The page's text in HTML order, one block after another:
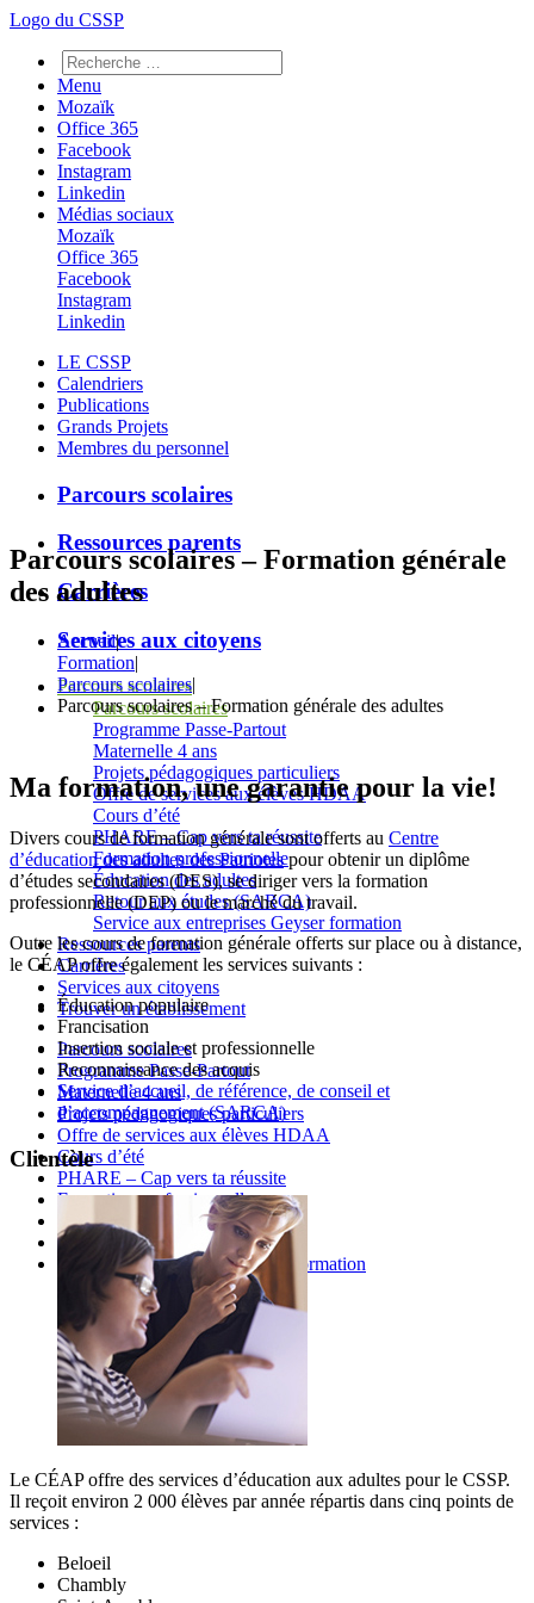
Logo du CSSP
Menu
Mozaïk
Office 365
Facebook
Instagram
Linkedin
Médias sociaux
Mozaïk
Office 365
Facebook
Instagram
Linkedin
LE CSSP
Calendriers
Publications
Grands Projets
Membres du personnel
Parcours scolaires
Ressources parents
Carrières
Services aux citoyens
Parcours scolaires
Parcours scolaires
Programme Passe-Partout
Maternelle 4 ans
Projets pédagogiques particuliers
Offre de services aux élèves HDAA
Cours d’été
PHARE – Cap vers ta réussite
Formation professionnelle
Éducation des adultes
Retour aux études (SARCA)
Service aux entreprises Geyser formation
Ressources parents
Carrières
Services aux citoyens
Trouver un établissement
Parcours scolaires
Programme Passe-Partout
Maternelle 4 ans
Projets pédagogiques particuliers
Offre de services aux élèves HDAA
Cours d’été
PHARE – Cap vers ta réussite
Formation professionnelle
Éducation des adultes
SARCA - Retour aux études
Service aux entreprises Geyser formation
Parcours scolaires – Formation générale
des adultes
Accueil|
Formation|
Parcours scolaires|
Parcours scolaires – Formation générale des adultes
Ma formation, une garantie pour la vie!
Divers cours de formation générale sont offerts au Centre
d’éducation des adultes des Patriotespour obtenir un diplôme
d’études secondaires (DES), se diriger vers la formation
professionnelle (DEP) ou le marché du travail.
Outre les cours de formation générale offerts sur place ou à distance,
le CÉAP offre également les services suivants :
Éducation populaire
Francisation
Insertion sociale et professionnelle
Reconnaissance des acquis
Service d’accueil, de référence, de conseil et
d’accompagnement (SARCA)
Clientèle
Le CÉAP offre des services d’éducation aux adultes pour le CSSP.
Il reçoit environ 2 000 élèves par année répartis dans cinq points de
services :
Beloeil
Chambly